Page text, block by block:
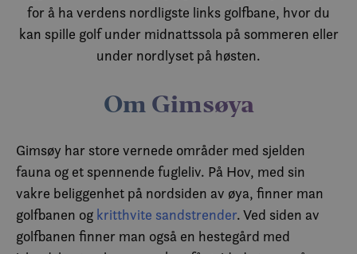
for å ha verdens nordligste links golfbane, hvor du
kan spille golf under midnattssola på sommeren eller
under nordlyset på høsten.
Om Gimsøya
Gimsøy har store vernede områder med sjelden
fauna og et spennende fugleliv. På Hov, med sin
vakre beliggenhet på nordsiden av øya, finner man
golfbanen og kritthvite sandstrender. Ved siden av
golfbanen finner man også en hestegård med